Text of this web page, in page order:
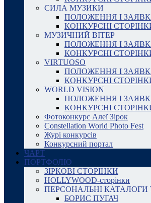
СИЛА МУЗИКИ
ПОЛОЖЕННЯ І
КОНКУРСНІ
МУЗИЧНИЙ ВІТЕР
ПОЛОЖЕННЯ І
КОНКУРСНІ
VIRTUOSO
ПОЛОЖЕННЯ І
КОНКУРСНІ
WORLD VISION
ПОЛОЖЕННЯ І
КОНКУРСНІ
Фотоконкурс Алеї Зірок
Constellation World Photo Fest
Журі конкурсів
Конкурсний портал
ЧАРТ
ПОРТФОЛІО
ЗІРКОВІ СТОРІНКИ
HOLLYWOOD-сторінки
ПЕРСОНАЛЬНІ КАТАЛОГИ
БОРИС ПУГАЧ